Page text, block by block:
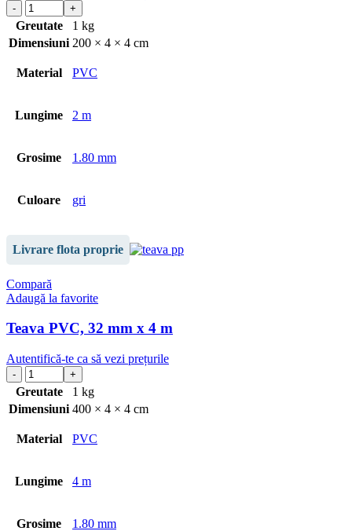
Greutate
1 kg
Dimensiuni 200 × 4 × 4 cm
Material PVC
Lungime 2 m
Grosime 1.80 mm
Culoare gri
Livrare flota proprie
Compară
Adaugă la favorite
Teava PVC, 32 mm x 4 m
Autentifică-te ca să vezi prețurile
Greutate
1 kg
Dimensiuni 400 × 4 × 4 cm
Material PVC
Lungime 4 m
Grosime 1.80 mm